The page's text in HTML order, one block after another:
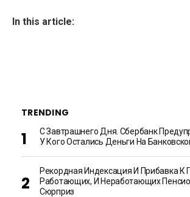
In this article:
TRENDING
С Завтрашнего Дня. Сбербанк
У Кого Остались Деньги На
Рекордная Индексация И Прибавка К
Работающих, И Неработающих
Сюрприз